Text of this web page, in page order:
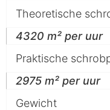
Theoretische
4320 m² per uur
Praktische
2975 m² per uur
Gewicht